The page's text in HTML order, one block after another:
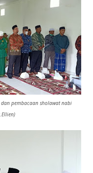
pembacaan sholawat nabi